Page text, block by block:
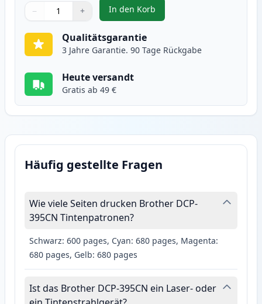
Verwenden Sie die Tasten, um anzupassen
− +
1
In den Korb
, 2 stück Brother LC1100Y gelb
Qualitätsgarantie
3 Jahre Garantie. 90 Tage Rückgabe
Heute versandt
Gratis ab 49 €
Häufig gestellte Fragen
Wie viele Seiten drucken Brother DCP-
395CN Tintenpatronen?
Schwarz: 600 pages, Cyan: 680 pages, Magenta:
680 pages, Gelb: 680 pages
Ist das Brother DCP-395CN ein Laser- oder